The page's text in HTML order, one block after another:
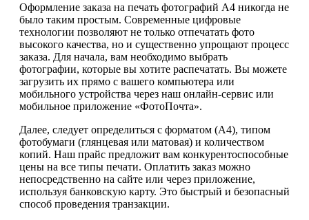
Оформление заказа на печать фотографий А4 никогда не
было таким простым. Современные цифровые
технологии позволяют не только отпечатать фото
высокого качества, но и существенно упрощают процесс
заказа. Для начала, вам необходимо выбрать
фотографии, которые вы хотите распечатать. Вы можете
загрузить их прямо с вашего компьютера или
мобильного устройства через наш онлайн-сервис или
мобильное приложение «ФотоПочта».
Далее, следует определиться с форматом (А4), типом
фотобумаги (глянцевая или матовая) и количеством
копий. Наш прайс предложит вам конкурентоспособные
цены на все типы печати. Оплатить заказ можно
непосредственно на сайте или через приложение,
используя банковскую карту. Это быстрый и безопасный
способ проведения транзакции.